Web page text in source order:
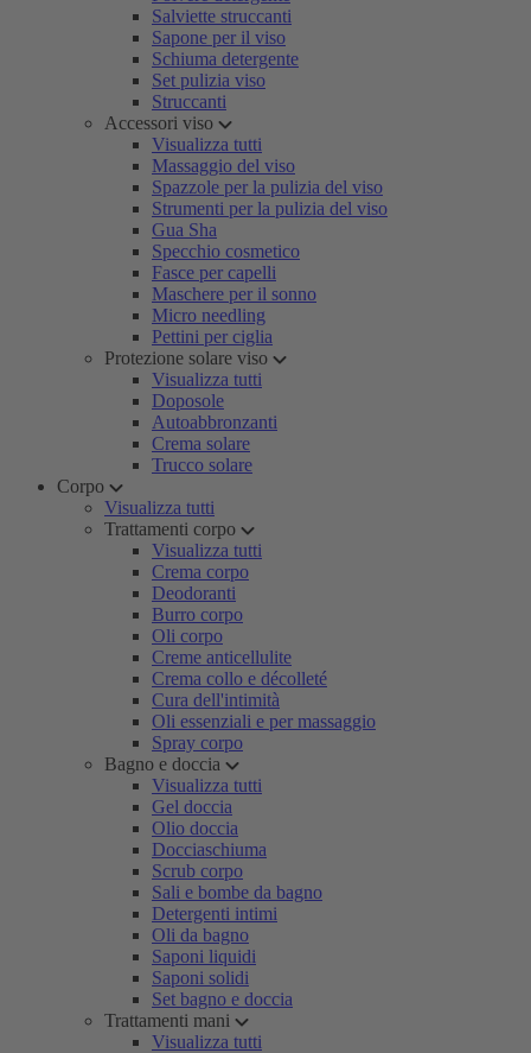
Salviette struccanti
Sapone per il viso
Schiuma detergente
Set pulizia viso
Struccanti
Accessori viso
Visualizza tutti
Massaggio del viso
Spazzole per la pulizia del viso
Strumenti per la pulizia del viso
Gua Sha
Specchio cosmetico
Fasce per capelli
Maschere per il sonno
Micro needling
Pettini per ciglia
Protezione solare viso
Visualizza tutti
Doposole
Autoabbronzanti
Crema solare
Trucco solare
Corpo
Visualizza tutti
Trattamenti corpo
Visualizza tutti
Crema corpo
Deodoranti
Burro corpo
Oli corpo
Creme anticellulite
Crema collo e décolleté
Cura dell'intimità
Oli essenziali e per massaggio
Spray corpo
Bagno e doccia
Visualizza tutti
Gel doccia
Olio doccia
Docciaschiuma
Scrub corpo
Sali e bombe da bagno
Detergenti intimi
Oli da bagno
Saponi liquidi
Saponi solidi
Set bagno e doccia
Trattamenti mani
Visualizza tutti